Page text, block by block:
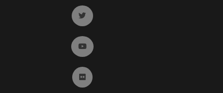
Ir a twitter (abre en ventana nueva)
Ir a YouTube (abre en ventana nueva)
Ir a Flickr (abre en ventana nueva)